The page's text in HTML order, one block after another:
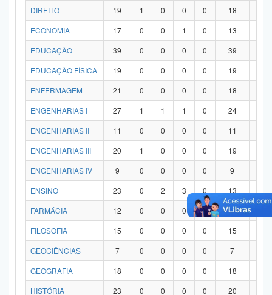
DIREITO 19 1 0 0 0 18
ECONOMIA
17 0 0 1 0 13
EDUCAÇÃO
39 0 0 0 0 39
EDUCAÇÃO FÍSICA
19 0 0 0 0 19
ENFERMAGEM
21 0 0 0 0 18
ENGENHARIAS I
27 1 1 1 0 24
ENGENHARIAS II
11 0 0 0 0 11
ENGENHARIAS III
20 1 0 0 0 19
ENGENHARIAS IV
9 0 0 0 0 9
ENSINO
23 0 2 3 0 13
FARMÁCIA
12 0 0 0 0 12
FILOSOFIA
15 0 0 0 0 15
GEOCIÊNCIAS
7 0 0 0 0 7
GEOGRAFIA
18 0 0 0 0 18
HISTÓRIA
23 0 0 0 0 20